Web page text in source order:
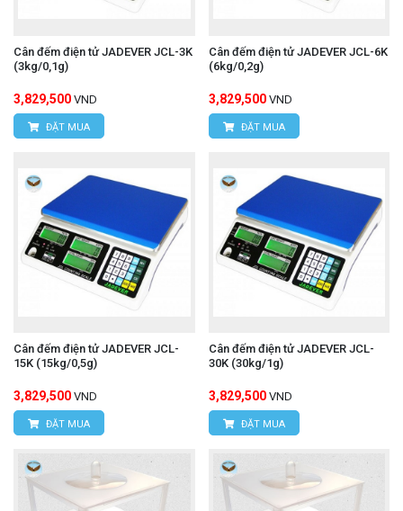
Cân đếm điện tử JADEVER JCL-3K
(3kg/0,1g)
3,829,500 VND
ĐẶT MUA
Cân đếm điện tử JADEVER JCL-6K
(6kg/0,2g)
3,829,500 VND
ĐẶT MUA
Cân đếm điện tử JADEVER JCL-
15K (15kg/0,5g)
3,829,500 VND
ĐẶT MUA
Cân đếm điện tử JADEVER JCL-
30K (30kg/1g)
3,829,500 VND
ĐẶT MUA